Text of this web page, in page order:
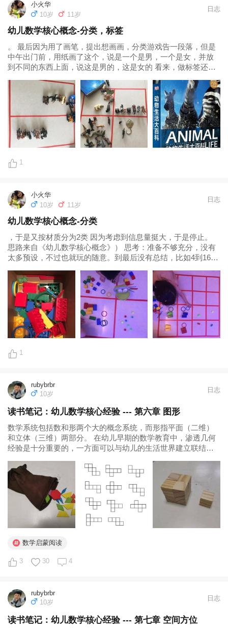
小火华
10岁
11岁
日志
幼儿数学核心概念-分类，标签
。 最后因为用了画笔，提出想画画，分类游戏告一段落，但是
中午出门前，用纸画了这个，说是一个是男，一个是女，并放
到不同的东西上面，说这是男的，这是女的 看来，做标签还是
到哪里做到哪里，本来打算再细分下去，但是注意力已经被别
的东西吸引走了，就作罢，下次还可以继续，保持好奇心最重
1
小火华
10岁
11岁
日志
幼儿数学核心概念-分类
，于是又按材质分为2类 因为考虑到信息量挺大，于是停止。
思路来自《幼儿数学核心概念》） 思考：准备不够充分，没有
太多预设，不过也就玩的随意。到最后没有总结，比如4到16，
1
rubybrbr
10岁
日志
读书笔记：幼儿数学核心经验 --- 第六章 图形
数学系统包括数和形两个大的概念系统，而形指平面（二维）
和立体（三维）两部分。 在幼儿早期的数学教育中，渗透几何
经验是十分重要的，一方面可以与幼儿的生活世界建立联结，
体移位、旋转或翻转，空间能力也是学习几何概念的基础。
一、图形的核心经验 1....
数学启蒙阅读
3 30 4
rubybrbr
10岁
日志
读书笔记：幼儿数学核心经验 --- 第七章 空间方位